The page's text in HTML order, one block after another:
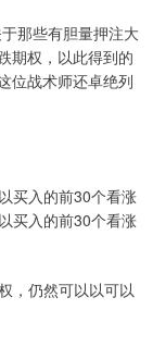
那些有胆量押注大
期权，以此得到的
位战术师还卓绝列
买入的前30个看涨
买入的前30个看涨
，仍然可以以可以